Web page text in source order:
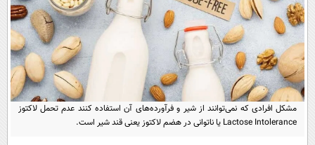
یک برش دانایی
محیط زیست
سفر و تفریح
علم و دانش
فناوری و It
اخبار کریپتو
قرآن
سرگرمی
باشگاه مغز
مجله تصویری سلاح
فیلم
اقتصاد
ورزش
عصر ایران 2
خواندنی ها و دیدنی ها
آموزش زبان
مشکل افرادی که نمی‌توانند از شیر و فرآورده‌های آن استفاده کنند عدم تحمل لاکتوز
Lactose Intolerance یا ناتوانی در هضم لاکتوز یعنی قند شیر است.